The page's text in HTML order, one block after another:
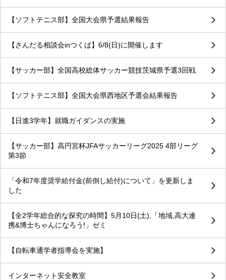
【ソフトテニス部】全国大会県予選結果報告
【さんだる相談会inつくば】6/8(日)に開催します
【サッカー部】全国高校総体サッカー競技茨城県予選3回戦
【ソフトテニス部】全国大会県西地区予選会結果報告
【日進3学年】就職ガイダンスの実施
【サッカー部】高円宮杯JFAサッカーリーグ2025 4部リーグ
第3節
「令和7年度奨学給付金(前倒し給付)について」を更新しま
した
【全2学年総合的な探究の時間】5月10日(土),「地域,高大連
携&博士ちゃんになろう!」ゼミ
【自転車通学者指導会を実施】
インターネット安全教室